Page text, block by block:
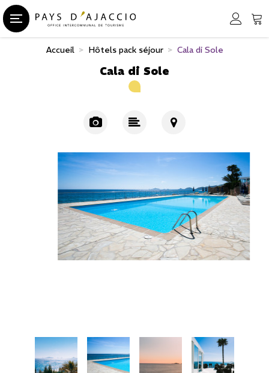
Accueil > Hôtels pack séjour > Cala di Sole
Cala di Sole